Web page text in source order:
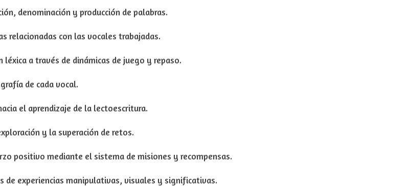
denominación y producción de palabras.
relacionadas con las vocales trabajadas.
a través de dinámicas de juego y repaso.
de cada vocal.
el aprendizaje de la lectoescritura.
y la superación de retos.
positivo mediante el sistema de misiones y recompensas.
de experiencias manipulativas, visuales y significativas.